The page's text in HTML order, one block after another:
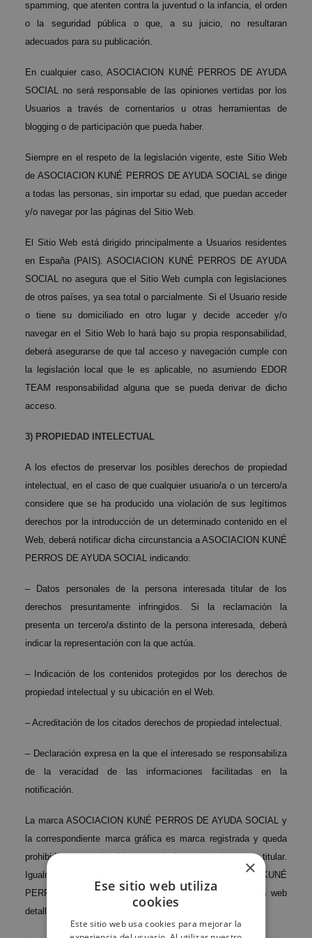
spamming, que atenten contra la juventud o la infancia, el orden
o la seguridad pública o que, a su juicio, no resultaran
adecuados para su publicación.
En cualquier caso, ASOCIACION KUNÉ PERROS DE AYUDA
SOCIAL no será responsable de las opiniones vertidas por los
Usuarios a través de comentarios u otras herramientas de
blogging o de participación que pueda haber.
Siempre en el respeto de la legislación vigente, este Sitio Web
de ASOCIACION KUNÉ PERROS DE AYUDA SOCIAL se dirige
a todas las personas, sin importar su edad, que puedan acceder
y/o navegar por las páginas del Sitio Web.
El Sitio Web está dirigido principalmente a Usuarios residentes
en España (PAIS). ASOCIACION KUNÉ PERROS DE AYUDA
SOCIAL no asegura que el Sitio Web cumpla con legislaciones
de otros países, ya sea total o parcialmente. Si el Usuario reside
o tiene su domiciliado en otro lugar y decide acceder y/o
navegar en el Sitio Web lo hará bajo su propia responsabilidad,
deberá asegurarse de que tal acceso y navegación cumple con
la legislación local que le es aplicable, no asumiendo EDOR
TEAM responsabilidad alguna que se pueda derivar de dicho
acceso.
3) PROPIEDAD INTELECTUAL
A los efectos de preservar los posibles derechos de propiedad
intelectual, en el caso de que cualquier usuario/a o un tercero/a
considere que se ha producido una violación de sus legítimos
derechos por la introducción de un determinado contenido en el
Web, deberá notificar dicha circunstancia a ASOCIACION KUNÉ
PERROS DE AYUDA SOCIAL indicando:
– Datos personales de la persona interesada titular de los
derechos presuntamente infringidos. Si la reclamación la
presenta un tercero/a distinto de la persona interesada, deberá
indicar la representación con la que actúa.
– Indicación de los contenidos protegidos por los derechos de
propiedad intelectual y su ubicación en el Web.
– Acreditación de los citados derechos de propiedad intelectual.
– Declaración expresa en la que el interesado se responsabiliza
de la veracidad de las informaciones facilitadas en la
notificación.
La marca ASOCIACION KUNÉ PERROS DE AYUDA SOCIAL y
la correspondiente marca gráfica es marca registrada y queda
prohibida su reproducción o uso sin la autorización de su titular.
Igualmente cualquiera otra marca del ASOCIACION KUNÉ
PERROS DE AYUDA SOCIAL que aparezca en los sitios web
detallados en el apartado 1 de este aviso.
×
Ese sitio web utiliza
cookies
Este sitio web usa cookies para mejorar la